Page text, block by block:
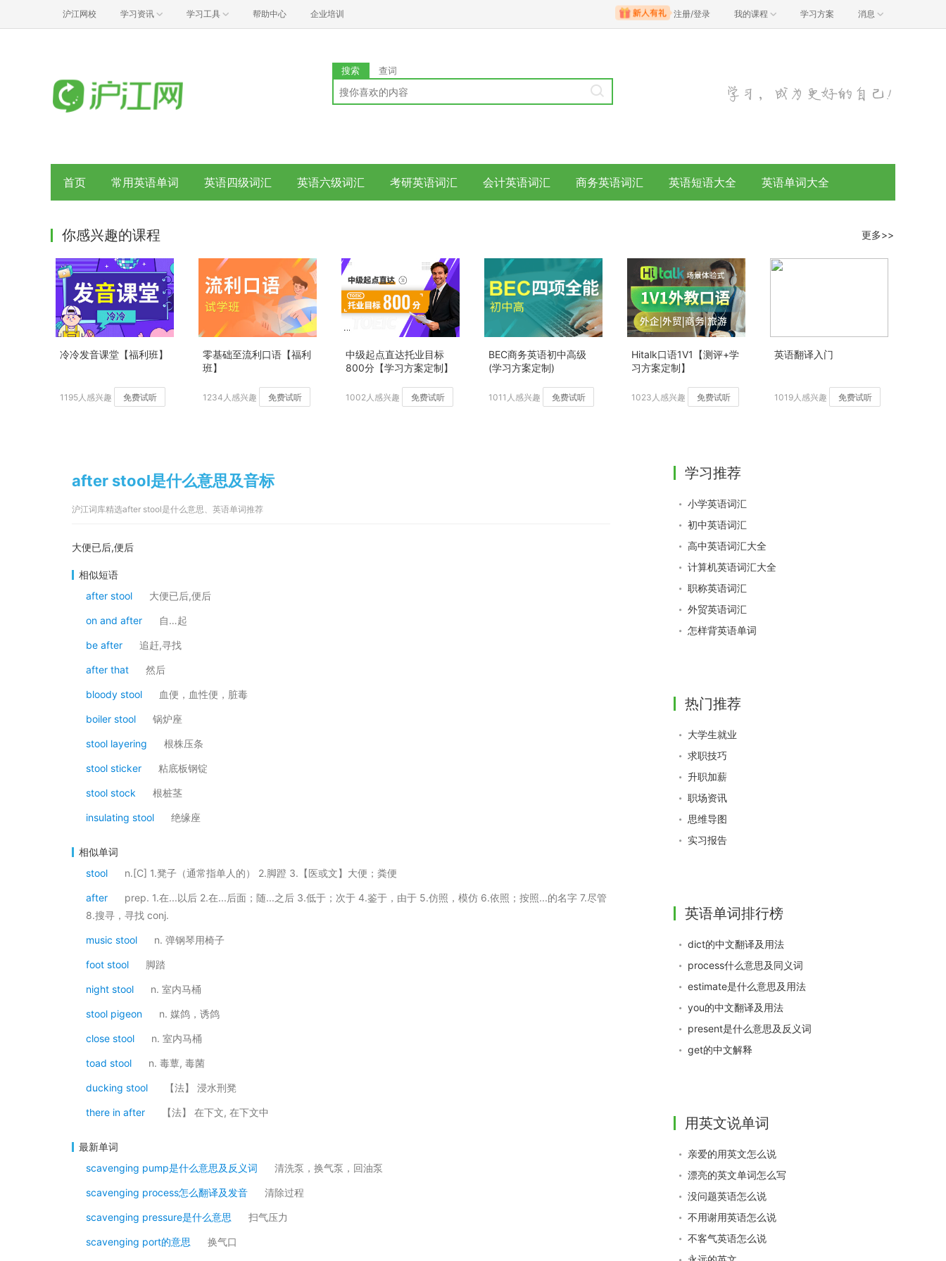
沪江网校 学习资讯 学习工具 帮助中心 企业培训 注册/登录 我的课程 学习方案 消息
搜索 查词
首页 常用英语单词 英语四级词汇 英语六级词汇 考研英语词汇 会计英语词汇 商务英语词汇 英语短语大全 英语单词大全
你感兴趣的课程 更多>>
冷冷发音课堂【福利班】
1195人感兴趣 免费试听
零基础至流利口语【福利
班】
1234人感兴趣 免费试听
中级起点直达托业目标
800分【学习方案定制】
1002人感兴趣 免费试听
BEC商务英语初中高级
(学习方案定制)
1011人感兴趣 免费试听
Hitalk口语1V1【测评+学
习方案定制】
1023人感兴趣 免费试听
英语翻译入门
1019人感兴趣 免费试听
after stool是什么意思及音标
沪江词库精选after stool是什么意思、英语单词推荐
大便已后,便后
相似短语
after stool
大便已后,便后
on and after 自…起
be after 追赶,寻找
after that 然后
bloody stool 血便，血性便，脏毒
boiler stool 锅炉座
stool layering 根株压条
stool sticker 粘底板钢锭
stool stock 根桩茎
insulating stool 绝缘座
相似单词
stool
n.[C] 1.凳子（通常指单人的） 2.脚蹬 3.【医或文】大便；粪便
after
prep. 1.在...以后 2.在...后面；随...之后 3.低于；次于 4.鉴于，由于 5.仿照，模仿 6.依照；按照...的名字 7.尽管
8.搜寻，寻找 conj.
music stool n. 弹钢琴用椅子
foot stool 脚踏
night stool n. 室内马桶
stool pigeon n. 媒鸽，诱鸽
close stool n. 室内马桶
toad stool n. 毒蕈, 毒菌
ducking stool 【法】 浸水刑凳
there in after 【法】 在下文, 在下文中
最新单词
scavenging pump是什么意思及反义词
清洗泵，换气泵，回油泵
scavenging process怎么翻译及发音 清除过程
scavenging pressure是什么意思 扫气压力
scavenging port的意思 换气口
学习推荐
小学英语词汇
初中英语词汇
高中英语词汇大全
计算机英语词汇大全
职称英语词汇
外贸英语词汇
怎样背英语单词
热门推荐
大学生就业
求职技巧
升职加薪
职场资讯
思维导图
实习报告
英语单词排行榜
dict的中文翻译及用法
process什么意思及同义词
estimate是什么意思及用法
you的中文翻译及用法
present是什么意思及反义词
get的中文解释
用英文说单词
亲爱的用英文怎么说
漂亮的英文单词怎么写
没问题英语怎么说
不用谢用英语怎么说
不客气英语怎么说